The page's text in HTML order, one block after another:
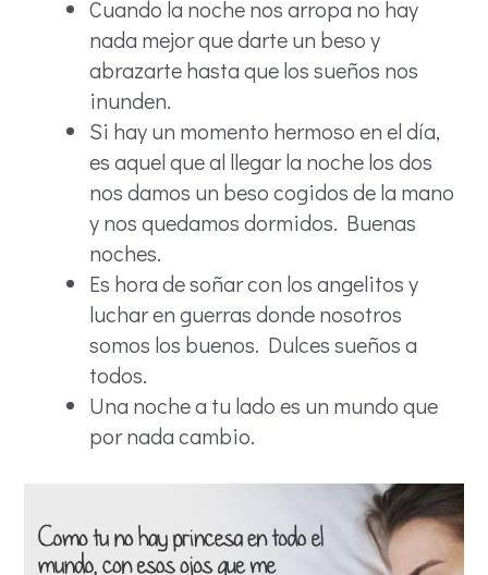
Cuando la noche nos arropa no hay
nada mejor que darte un beso y
abrazarte hasta que los sueños nos
inunden.
Si hay un momento hermoso en el día,
es aquel que al llegar la noche los dos
nos damos un beso cogidos de la mano
y nos quedamos dormidos. Buenas
noches.
Es hora de soñar con los angelitos y
luchar en guerras donde nosotros
somos los buenos. Dulces sueños a
todos.
Una noche a tu lado es un mundo que
por nada cambio.